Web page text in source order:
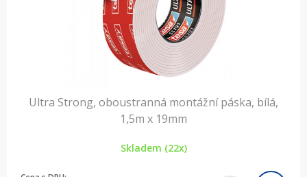
Ultra Strong, oboustranná montážní páska, bílá,
1,5m x 19mm
Skladem (22x)